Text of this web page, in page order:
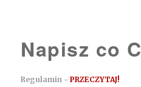
Napisz co
Regulamin -PRZECZYTAJ!